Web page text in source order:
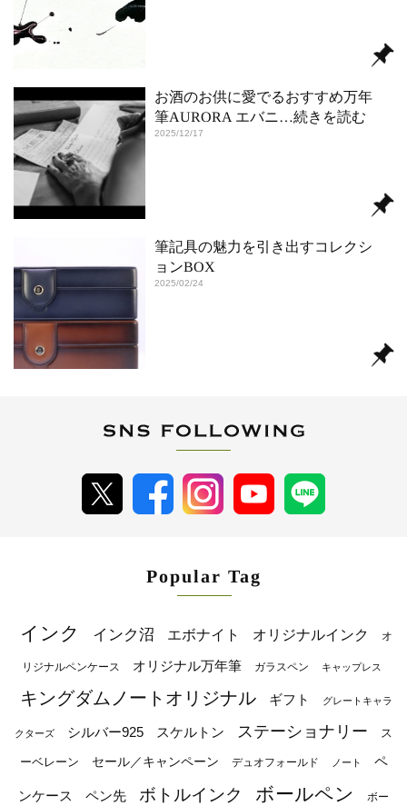
お酒のお供に愛でるおすすめ万年
筆AURORA エバニ…続きを読む
2025/12/17
筆記具の魅力を引き出すコレクシ
ョンBOX
2025/02/24
Popular Tag
インク インク沼 エボナイト オリジナルインク オ
リジナルペンケース オリジナル万年筆 ガラスペン キャップレス
キングダムノートオリジナル ギフト グレートキャラ
クターズ シルバー925 スケルトン ステーショナリー ス
ーベレーン セール／キャンペーン デュオフォールド ノート ペ
ンケース ペン先 ボトルインク ボールペン ボー